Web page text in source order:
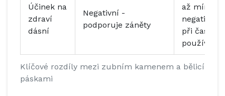
Klíčové rozdíly mezi zubním kamenem a bělicími
páskami
Účinek na
zdraví
dásní
Negativní -
podporuje záněty
až mírně
negativní
při častém
používání